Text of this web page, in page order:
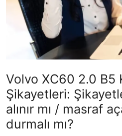
Sürüş & Güvenlik
Lastik & Jant
Yağlar & Sıvılar
LPG & Yakıt
Elektrik & Akü
Klima & Konfor
Volvo XC60 2.0 B5
Şikayetleri:
alınır mı / masraf
durmalı mı?